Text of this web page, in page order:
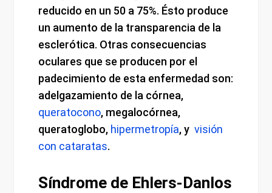
reducido en un 50 a 75%. Ésto produce
un aumento de la transparencia de la
esclerótica. Otras consecuencias
oculares que se producen por el
padecimiento de esta enfermedad son:
adelgazamiento de la córnea,
queratocono, megalocórnea,
queratoglobo, hipermetropía, yvisión
con cataratas.
Síndrome de Ehlers-Danlos